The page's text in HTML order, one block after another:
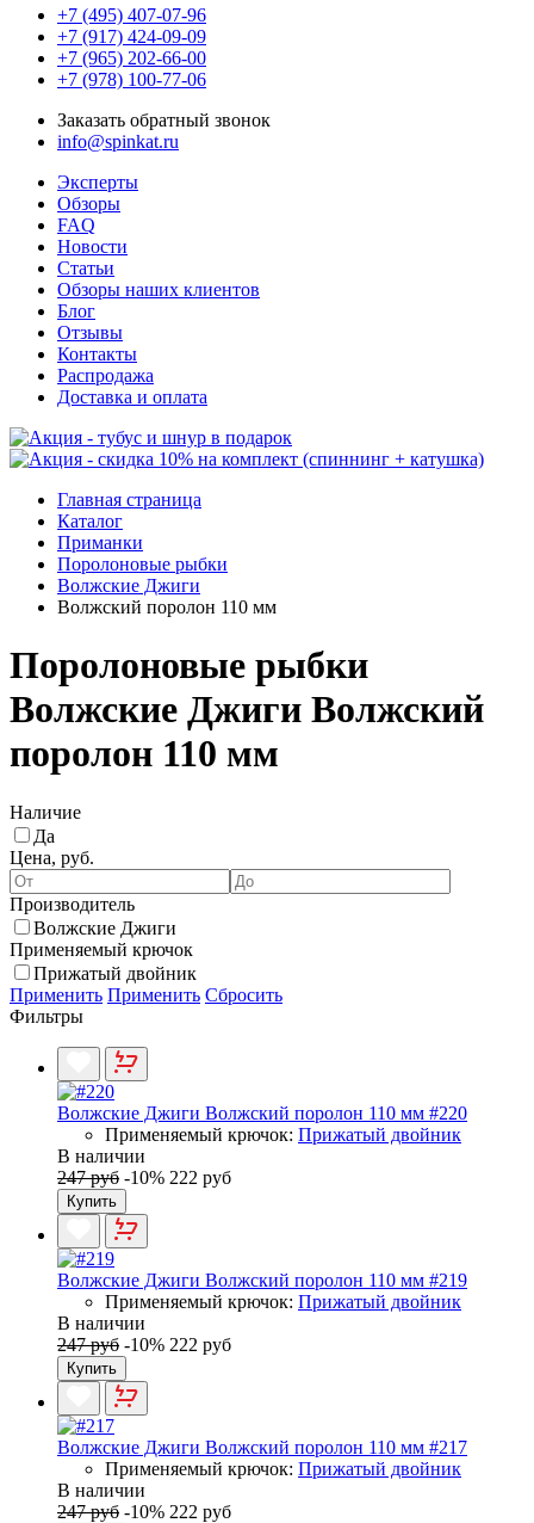
+7 (495) 407-07-96
+7 (917) 424-09-09
+7 (965) 202-66-00
+7 (978) 100-77-06
Заказать обратный звонок
info@spinkat.ru
Эксперты
Обзоры
FAQ
Новости
Статьи
Обзоры наших клиентов
Блог
Отзывы
Контакты
Распродажа
Доставка и оплата
Главная страница
Каталог
Приманки
Поролоновые рыбки
Волжские Джиги
Волжский поролон 110 мм
Поролоновые рыбки
Волжские Джиги Волжский
поролон 110 мм
Наличие
Да
Цена, руб.
Производитель
Волжские Джиги
Применяемый крючок
Прижатый двойник
Применить Применить Сбросить
Фильтры
Волжские Джиги Волжский поролон 110 мм #220
Применяемый крючок: Прижатый двойник
В наличии
247 руб -10% 222 руб
Купить
Волжские Джиги Волжский поролон 110 мм #219
Применяемый крючок: Прижатый двойник
В наличии
247 руб -10% 222 руб
Купить
Волжские Джиги Волжский поролон 110 мм #217
Применяемый крючок: Прижатый двойник
В наличии
247 руб -10% 222 руб